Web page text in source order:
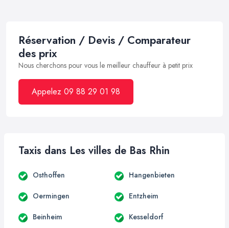
Réservation / Devis / Comparateur
des prix
Nous cherchons pour vous le meilleur chauffeur à petit prix
Appelez 09 88 29 01 98
Taxis dans Les villes de Bas Rhin
Osthoffen Hangenbieten
Oermingen Entzheim
Beinheim Kesseldorf